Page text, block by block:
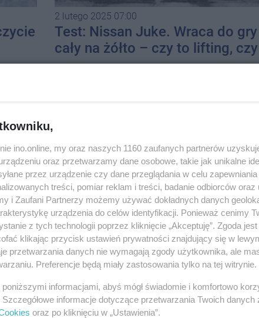
2 lutego 2025 07:00
Test: Nissan Juke. Wraca do gry
cały na żółto – czy to lifting, czy
nostalgia?
na
19 stycznia 2025 07:00
Moto news: Toyota
zaprezentowała nowy
ino.online, my oraz naszych 1160 zaufanych partnerów
oraz przetwarzamy dane osobowe, takie jak unikalne
przez urządzenie czy dane przeglądania w celu
treści, pomiar reklam i treści, badanie odbiorców oraz
i Zaufani Partnerzy możemy używać dokładnych danych
urządzenia do celów identyfikacji. Ponieważ cenimy
z tych technologii poprzez kliknięcie „Akceptuję”. Zgoda
klikając przycisk ustawień prywatności znajdujący się w
przetwarzania danych nie wymagają zgody użytkownika, ale
Preferencje będą miały zastosowania tylko na tej witrynie.
poniższymi informacjami, abyś mógł świadomie i komfortowo
informacje dotyczące przetwarzania Twoich danych
oraz po kliknięciu w „Ustawienia”.